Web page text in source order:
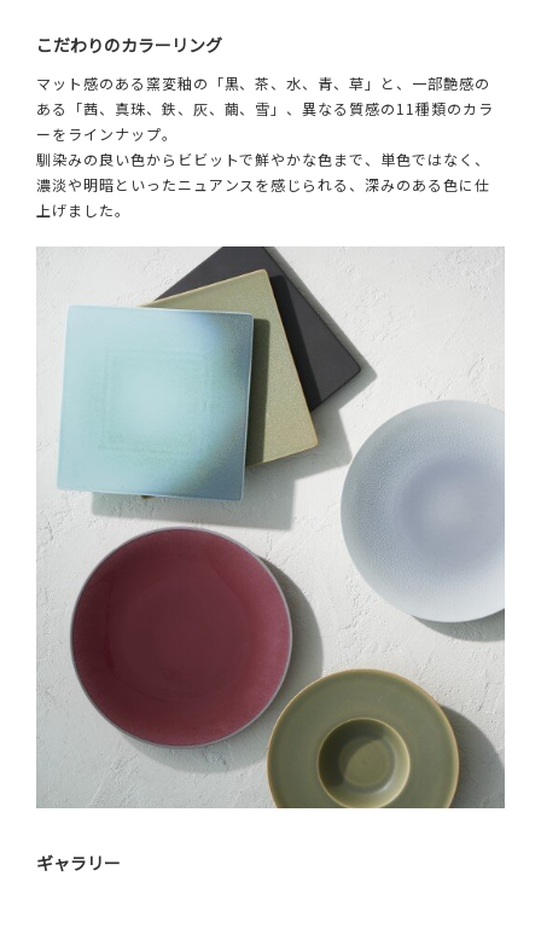
こだわりのカラーリング
マット感のある窯変釉の「黒、茶、水、青、草」と、一部艶感の
ある「茜、真珠、鉄、灰、繭、雪」、異なる質感の11種類のカラ
ーをラインナップ。
馴染みの良い色からビビットで鮮やかな色まで、単色ではなく、
濃淡や明暗といったニュアンスを感じられる、深みのある色に仕
上げました。
ギャラリー